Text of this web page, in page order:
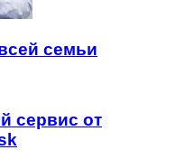
семьи
сервис от